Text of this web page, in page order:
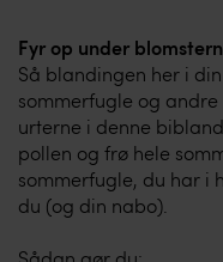
Fyr op under
Så blandingen her i
sommerfugle og andre
urterne i denne
pollen og frø hele
sommerfugle, du har i
du (og din nabo).